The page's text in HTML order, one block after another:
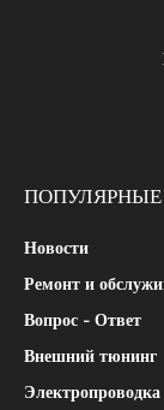
ПОПУЛЯРНЫЕ
Новости
Ремонт и
Вопрос - Ответ
Внешний тюнинг
Электропроводка